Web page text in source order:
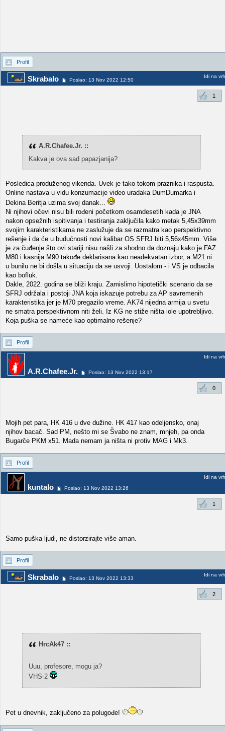
Profil
Skrabalo Poslao: 13 Nov 2022 12:50
Idi na vrh
1
A.R.Chafee.Jr. ::
Kakva je ova sad papazjanija?
Posledica produženog vikenda. Uvek je tako tokom praznika i raspusta.
Online nastava u vidu konzumacije video uradaka DumDumarka i
Dekina Beritja uzima svoj danak...
Ni njihovi očevi nisu bili rođeni početkom osamdesetih kada je JNA
nakon opsežnih ispitivanja i testiranja zaključila kako metak 5,45x39mm
svojim karakteristikama ne zaslužuje da se razmatra kao perspektivno
rešenje i da će u budućnosti novi kalibar OS SFRJ biti 5,56x45mm. Više
je za čuđenje što ovi stariji nisu našli za shodno da doznaju kako je FAZ
M80 i kasnija M90 takođe deklarisana kao neadekvatan izbor, a M21 ni
u bunilu ne bi došla u situaciju da se usvoji. Uostalom - i VS je odbacila
kao bofluk.
Dakle, 2022. godina se bliži kraju. Zamislimo hipotetički scenario da se
SFRJ održala i postoji JNA koja iskazuje potrebu za AP savremenih
karakteristika jer je M70 pregazilo vreme. AK74 nijedna armija u svetu
ne smatra perspektivnom niti želi. Iz KG ne stiže ništa iole upotrebljivo.
Koja puška se nameće kao optimalno rešenje?
Profil
A.R.Chafee.Jr. Poslao: 13 Nov 2022 13:17
Idi na vrh
0
Mojih pet para, HK 416 u dve dužine. HK 417 kao odeljensko, onaj
njihov bacač. Sad PM, nešto mi se Švabo ne znam, mnjeh, pa onda
Bugarče PKM x51. Mada nemam ja ništa ni protiv MAG i Mk3.
Profil
kuntalo Poslao: 13 Nov 2022 13:26
Idi na vrh
1
Samo puška ljudi, ne distorzirajte više aman.
Profil
Skrabalo Poslao: 13 Nov 2022 13:33
Idi na vrh
2
HrcAk47 ::
Uuu, profesore, mogu ja?
VHS-2
Pet u dnevnik, zaključeno za polugođe!